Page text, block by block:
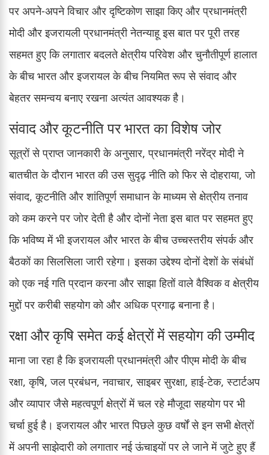
पर अपने-अपने विचार और दृष्टिकोण साझा किए और प्रधानमंत्री
मोदी और इजरायली प्रधानमंत्री नेतन्याहू इस बात पर पूरी तरह
सहमत हुए कि लगातार बदलते क्षेत्रीय परिवेश और चुनौतीपूर्ण हालात
के बीच भारत और इजरायल के बीच नियमित रूप से संवाद और
बेहतर समन्वय बनाए रखना अत्यंत आवश्यक है।
संवाद और कूटनीति पर भारत का विशेष जोर
सूत्रों से प्राप्त जानकारी के अनुसार, प्रधानमंत्री नरेंद्र मोदी ने
बातचीत के दौरान भारत की उस सुदृढ़ नीति को फिर से दोहराया, जो
संवाद, कूटनीति और शांतिपूर्ण समाधान के माध्यम से क्षेत्रीय तनाव
को कम करने पर जोर देती है और दोनों नेता इस बात पर सहमत हुए
कि भविष्य में भी इजरायल और भारत के बीच उच्चस्तरीय संपर्क और
बैठकों का सिलसिला जारी रहेगा। इसका उद्देश्य दोनों देशों के संबंधों
को एक नई गति प्रदान करना और साझा हितों वाले वैश्विक व क्षेत्रीय
मुद्दों पर करीबी सहयोग को और अधिक प्रगाढ़ बनाना है।
रक्षा और कृषि समेत कई क्षेत्रों में सहयोग की उम्मीद
माना जा रहा है कि इजरायली प्रधानमंत्री और पीएम मोदी के बीच
रक्षा, कृषि, जल प्रबंधन, नवाचार, साइबर सुरक्षा, हाई-टेक, स्टार्टअप
और व्यापार जैसे महत्वपूर्ण क्षेत्रों में चल रहे मौजूदा सहयोग पर भी
चर्चा हुई है। इजरायल और भारत पिछले कुछ वर्षों से इन सभी क्षेत्रों
में अपनी साझेदारी को लगातार नई ऊंचाइयों पर ले जाने में जुटे हुए हैं